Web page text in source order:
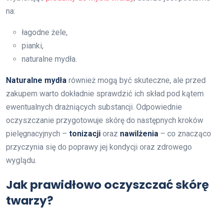
na:
łagodne żele,
pianki,
naturalne mydła.
Naturalne mydła również mogą być skuteczne, ale przed
zakupem warto dokładnie sprawdzić ich skład pod kątem
ewentualnych drażniących substancji. Odpowiednie
oczyszczanie przygotowuje skórę do następnych kroków
pielęgnacyjnych – tonizacji oraz nawilżenia – co znacząco
przyczynia się do poprawy jej kondycji oraz zdrowego
wyglądu.
Jak prawidłowo oczyszczać skórę
twarzy?